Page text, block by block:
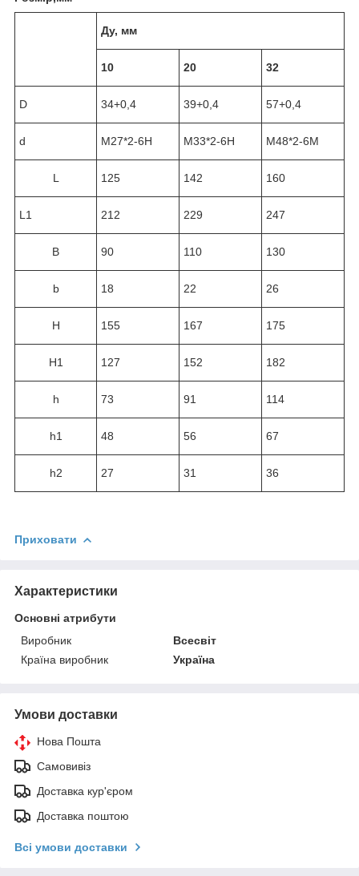
Ду, мм
10 20 32
D 34+0,4 39+0,4 57+0,4
d М27*2-6Н М33*2-6Н М48*2-6М
L 125 142 160
L1 212 229 247
B 90 110 130
b 18 22 26
H 155 167 175
H1 127 152 182
h 73 91 114
h1 48 56 67
h2 27 31 36
Приховати
Характеристики
Основні атрибути
Виробник
Всесвіт
Країна виробник
Україна
Умови доставки
Нова Пошта
Самовивіз
Доставка кур'єром
Доставка поштою
Всі умови доставки